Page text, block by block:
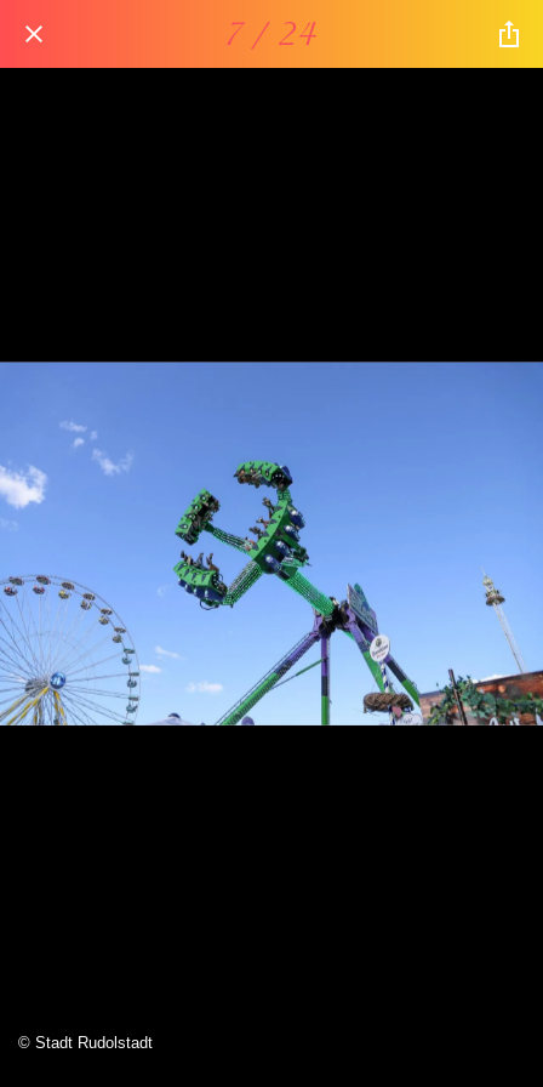
7 / 24
© Stadt Rudolstadt